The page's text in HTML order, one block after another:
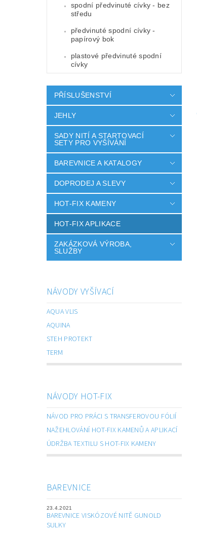
spodní předvinuté cívky - bez
středu
předvinuté spodní cívky -
papírový bok
plastové předvinuté spodní
cívky
PŘÍSLUŠENSTVÍ
JEHLY
SADY NITÍ A STARTOVACÍ
SETY PRO VYŠÍVÁNÍ
BAREVNICE A KATALOGY
DOPRODEJ A SLEVY
HOT-FIX KAMENY
HOT-FIX APLIKACE
ZAKÁZKOVÁ VÝROBA,
SLUŽBY
NÁVODY VYŠÍVACÍ
AQUA VLIS
AQUINA
STEH PROTEKT
TERM
NÁVODY HOT-FIX
NÁVOD PRO PRÁCI S TRANSFEROVOU FÓLIÍ
NAŽEHLOVÁNÍ HOT-FIX KAMENŮ A APLIKACÍ
ÚDRŽBA TEXTILU S HOT-FIX KAMENY
BAREVNICE
23.4.2021
BAREVNICE VISKÓZOVÉ NITĚ GUNOLD
SULKY